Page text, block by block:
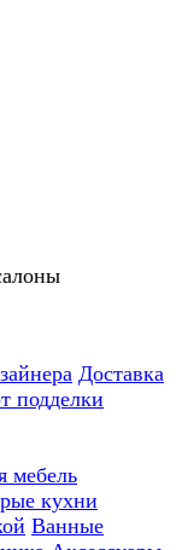
Доставка
подделки
мебель
кухни
Ванные